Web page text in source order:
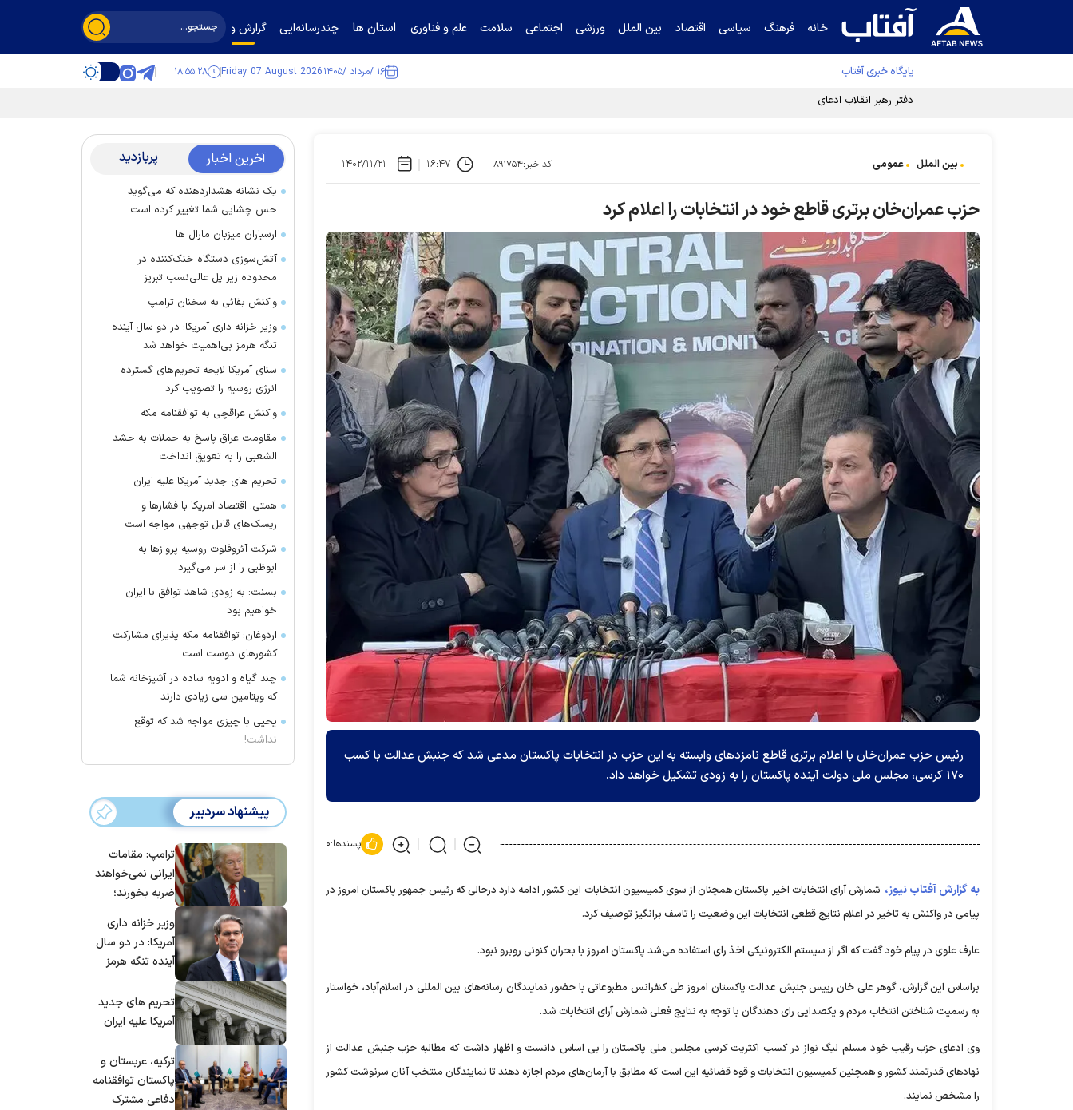
خانه فرهنگ سیاسی اقتصاد بین الملل ورزشی اجتماعی سلامت علم و فناوری استان ها چندرسانه‌ایی گزارش و گفت‌وگو
پایگاه خبری آفتاب ۱۶ /مرداد /۱۴۰۵ Friday 07 August 2026 ۱۸:۵۵:۲۹
دفتر رهبر انقلاب ادعای خرازی درباره پزشکیان را تکذیب کرد
بین الملل عمومی کد خبر:۸۹۱۷۵۴ ۱۶:۴۷ ۱۴۰۲/۱۱/۲۱
حزب عمران‌خان برتری قاطع خود در انتخابات را اعلام کرد
رئیس حزب عمران‌خان با اعلام برتری قاطع نامزد‌های وابسته به این حزب در انتخابات پاکستان مدعی شد که جنبش عدالت با کسب
۱۷۰ کرسی، مجلس ملی دولت آینده پاکستان را به زودی تشکیل خواهد داد.
پسندها:۰
به گزارش آفتاب نیوز، شمارش آرای انتخابات اخیر پاکستان همچنان از سوی کمیسیون انتخابات این کشور ادامه دارد درحالی که رئیس جمهور پاکستان امروز در
پیامی در واکنش به تاخیر در اعلام نتایج قطعی انتخابات این وضعیت را تاسف برانگیز توصیف کرد.
عارف علوی در پیام خود گفت که اگر از سیستم الکترونیکی اخذ رای استفاده می‌شد پاکستان امروز با بحران کنونی روبرو نبود.
براساس این گزارش، گوهر علی خان رییس جنبش عدالت پاکستان امروز طی کنفرانس مطبوعاتی با حضور نمایندگان رسانه‌های بین المللی در اسلام‌آباد، خواستار
به رسمیت شناختن انتخاب مردم و یکصدایی رای دهندگان با توجه به نتایج فعلی شمارش آرای انتخابات شد.
وی ادعای حزب رقیب خود مسلم لیگ نواز در کسب اکثریت کرسی مجلس ملی پاکستان را بی اساس دانست و اظهار داشت که مطالبه حزب جنبش عدالت از
نهاد‌های قدرتمند کشور و همچنین کمیسیون انتخابات و قوه قضائیه این است که مطابق با آرمان‌های مردم اجازه دهند تا نمایندگان منتخب آنان سرنوشت کشور
را مشخص نمایند.
آخرین اخبار پربازدید
یک نشانه هشداردهنده که می‌گوید
حس چشایی شما تغییر کرده است
ارسباران میزبان مارال ها
آتش‌سوزی دستگاه خنک‌کننده در
محدوده زیر پل عالی‌نسب تبریز
واکنش بقائی به سخنان ترامپ
وزیر خزانه داری آمریکا: در دو سال آینده
تنگه هرمز بی‌اهمیت خواهد شد
سنای آمریکا لایحه تحریم‌های گسترده
انرژی روسیه را تصویب کرد
واکنش عراقچی به توافقنامه مکه
مقاومت عراق پاسخ به حملات به حشد
الشعبی را به تعویق انداخت
تحریم های جدید آمریکا علیه ایران
همتی: اقتصاد آمریکا با فشارها و
ریسک‌های قابل توجهی مواجه است
شرکت آئروفلوت روسیه پرواز‌ها به
ابوظبی را از سر می‌گیرد
بسنت: به زودی شاهد توافق با ایران
خواهیم بود
اردوغان: توافقنامه مکه پذیرای مشارکت
کشور‌های دوست است
چند گیاه و ادویه ساده در آشپزخانه شما
که ویتامین سی زیادی دارند
یحیی با چیزی مواجه شد که توقع
نداشت!
پیشنهاد سردبیر
ترامپ: مقامات
ایرانی نمی‌خواهند
ضربه بخورند؛
توافق برسند
وزیر خزانه داری
آمریکا: در دو سال
آینده تنگه هرمز
شد
تحریم های جدید
آمریکا علیه ایران
ترکیه، عربستان و
پاکستان توافقنامه
دفاعی مشترک